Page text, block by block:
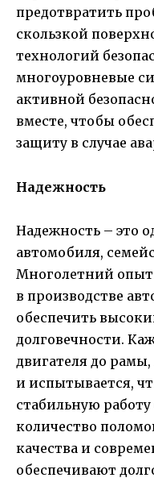
предотвратить
скользкой
технологий
многоуровневые
активной
вместе, чтобы
защиту в случае
Надежность
Надежность – это
автомобиля,
Многолетний
в производстве
обеспечить
долговечности.
двигателя до
и испытывается,
стабильную
количество
качества и
обеспечивают